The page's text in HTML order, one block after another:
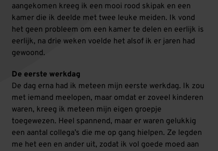
aangekomen kreeg ik een mooi rood skipak en een
kamer die ik deelde met twee leuke meiden. Ik vond
het geen probleem om een kamer te delen en eerlijk is
eerlijk, na drie weken voelde het alsof ik er jaren had
gewoond.
De eerste werkdag
De dag erna had ik meteen mijn eerste werkdag. Ik zou
met iemand meelopen, maar omdat er zoveel kinderen
waren, kreeg ik meteen mijn eigen groepje
toegewezen. Heel spannend, maar er waren gelukkig
een aantal collega’s die me op gang hielpen. Ze legden
me het een en ander uit, zodat ik vol goede moed aan